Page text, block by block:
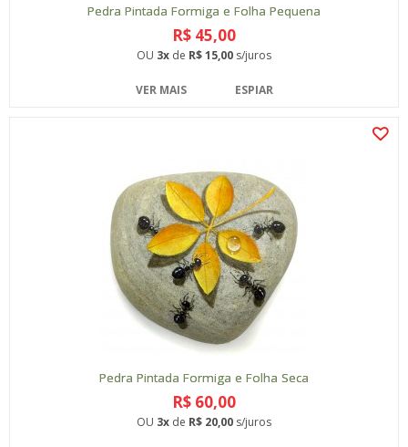
Pedra Pintada Formiga e Folha Pequena
R$ 45,00
OU 3x de R$ 15,00 s/juros
VER MAIS ESPIAR
Pedra Pintada Formiga e Folha Seca
R$ 60,00
OU 3x de R$ 20,00 s/juros